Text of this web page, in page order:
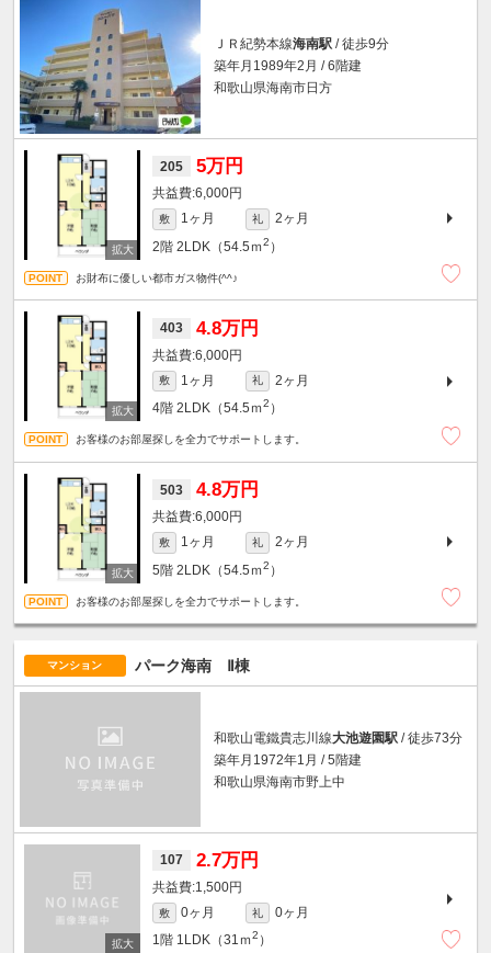
ＪＲ紀勢本線海南駅 / 徒歩9分
築年月1989年2月 / 6階建
和歌山県海南市日方
205 5万円
6,000円
敷 1ヶ月 礼
2ヶ月
2階 2LDK（54.5ｍ2 ）
お財布に優しい都市ガス物件(^^♪
403 4.8万円
6,000円
敷 1ヶ月 礼
2ヶ月
4階 2LDK（54.5ｍ2 ）
お客様のお部屋探しを全力でサポートします。
503 4.8万円
6,000円
敷 1ヶ月 礼
2ヶ月
5階 2LDK（54.5ｍ2 ）
お客様のお部屋探しを全力でサポートします。
マンション パーク海南 Ⅱ棟
和歌山電鐵貴志川線大池遊園駅 / 徒歩73分
築年月1972年1月 / 5階建
和歌山県海南市野上中
107 2.7万円
1,500円
敷 0ヶ月 礼
0ヶ月
1階 1LDK（31ｍ2 ）